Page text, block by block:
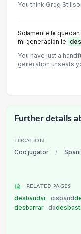
You think Greg
Solamente le
mi generación le
You have just a
generation unseats
Further details
LOCATION
Cooljugator /
RELATED PAGES
desbandar disband
desbarrar do